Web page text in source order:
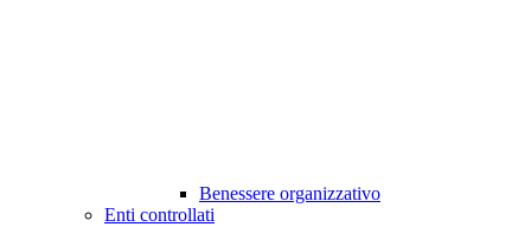
Benessere organizzativo
Enti controllati